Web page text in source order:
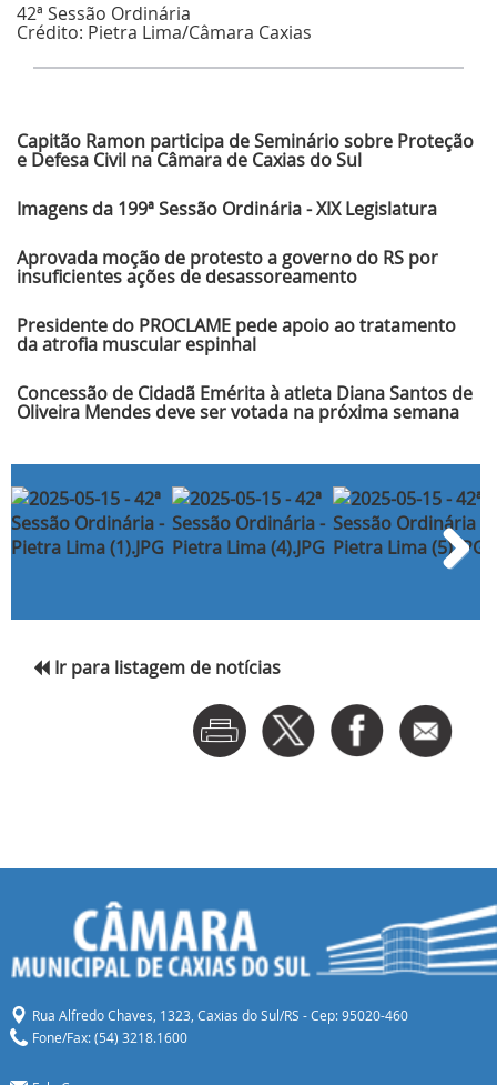
42ª Sessão Ordinária
Crédito: Pietra Lima/Câmara Caxias
Capitão Ramon participa de Seminário sobre Proteção
e Defesa Civil na Câmara de Caxias do Sul
Imagens da 199ª Sessão Ordinária - XIX Legislatura
Aprovada moção de protesto a governo do RS por
insuficientes ações de desassoreamento
Presidente do PROCLAME pede apoio ao tratamento
da atrofia muscular espinhal
Concessão de Cidadã Emérita à atleta Diana Santos de
Oliveira Mendes deve ser votada na próxima semana
Ir para listagem de notícias
Rua Alfredo Chaves, 1323, Caxias do Sul/RS - Cep: 95020-460
Fone/Fax: (54) 3218.1600